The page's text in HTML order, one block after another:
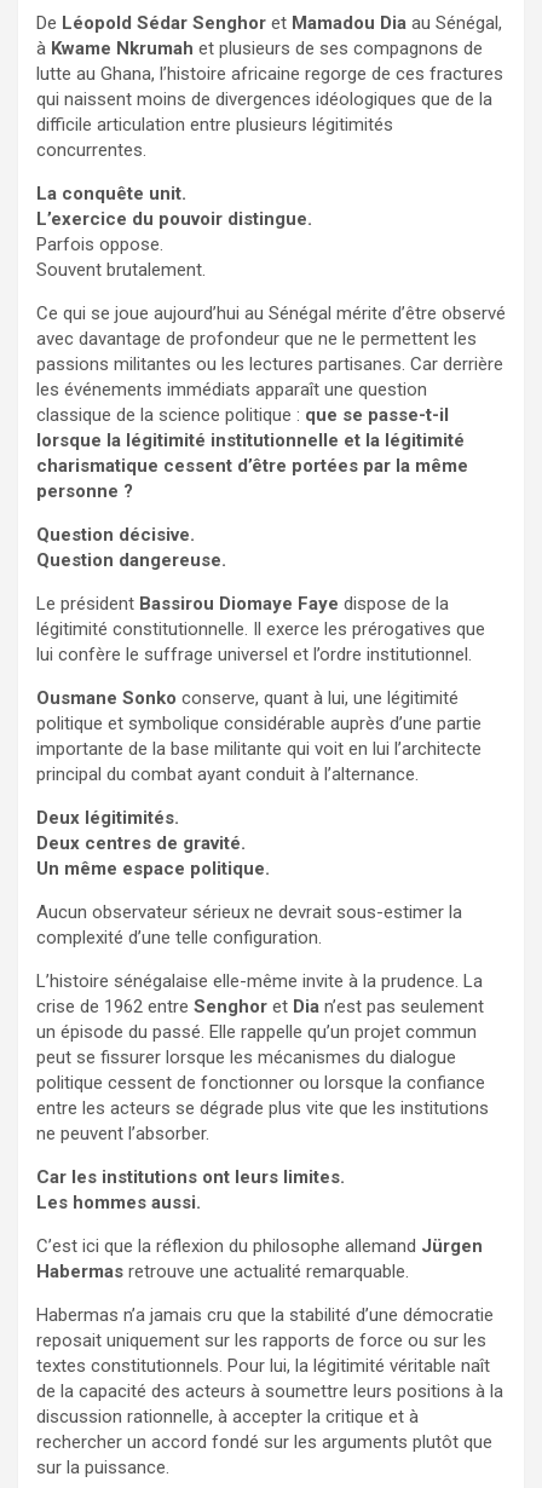
De Léopold Sédar Senghor et Mamadou Dia au Sénégal,
à Kwame Nkrumah et plusieurs de ses compagnons de
lutte au Ghana, l’histoire africaine regorge de ces fractures
qui naissent moins de divergences idéologiques que de la
difficile articulation entre plusieurs légitimités
concurrentes.
La conquête unit.
L’exercice du pouvoir distingue.
Parfois oppose.
Souvent brutalement.
Ce qui se joue aujourd’hui au Sénégal mérite d’être observé
avec davantage de profondeur que ne le permettent les
passions militantes ou les lectures partisanes. Car derrière
les événements immédiats apparaît une question
classique de la science politique : que se passe-t-il
lorsque la légitimité institutionnelle et la légitimité
charismatique cessent d’être portées par la même
personne ?
Question décisive.
Question dangereuse.
Le président Bassirou Diomaye Faye dispose de la
légitimité constitutionnelle. Il exerce les prérogatives que
lui confère le suffrage universel et l’ordre institutionnel.
Ousmane Sonko conserve, quant à lui, une légitimité
politique et symbolique considérable auprès d’une partie
importante de la base militante qui voit en lui l’architecte
principal du combat ayant conduit à l’alternance.
Deux légitimités.
Deux centres de gravité.
Un même espace politique.
Aucun observateur sérieux ne devrait sous-estimer la
complexité d’une telle configuration.
L’histoire sénégalaise elle-même invite à la prudence. La
crise de 1962 entre Senghor et Dia n’est pas seulement
un épisode du passé. Elle rappelle qu’un projet commun
peut se fissurer lorsque les mécanismes du dialogue
politique cessent de fonctionner ou lorsque la confiance
entre les acteurs se dégrade plus vite que les institutions
ne peuvent l’absorber.
Car les institutions ont leurs limites.
Les hommes aussi.
C’est ici que la réflexion du philosophe allemand Jürgen
Habermas retrouve une actualité remarquable.
Habermas n’a jamais cru que la stabilité d’une démocratie
reposait uniquement sur les rapports de force ou sur les
textes constitutionnels. Pour lui, la légitimité véritable naît
de la capacité des acteurs à soumettre leurs positions à la
discussion rationnelle, à accepter la critique et à
rechercher un accord fondé sur les arguments plutôt que
sur la puissance.